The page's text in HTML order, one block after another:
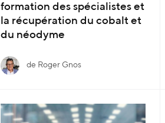
formation des spécialistes et
la récupération du cobalt et
du néodyme
de Roger Gnos